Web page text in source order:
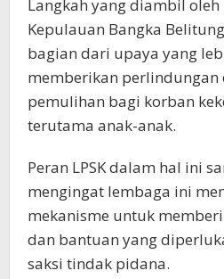
Langkah yang diambil oleh
Kepulauan Bangka
bagian dari upaya yang
memberikan perlindungan
pemulihan bagi korban
terutama anak-anak.
Peran LPSK dalam hal ini
mengingat lembaga ini
mekanisme untuk
dan bantuan yang
saksi tindak pidana.